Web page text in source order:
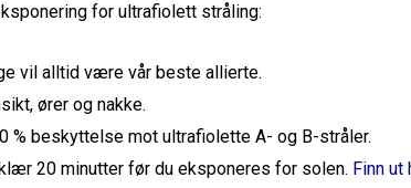
for ultrafiolett stråling:
vil alltid være vår beste allierte.
ører og nakke.
% beskyttelse mot ultrafiolette A- og B-stråler.
20 minutter før du eksponeres for solen. Finn ut